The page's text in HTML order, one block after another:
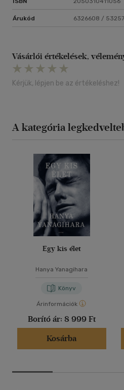
Árukód 6326608 /
Vásárlói értékelések,
Kérjük, lépjen be az értékeléshez!
A kategória
Egy kis élet
Hanya Yanagihara
Könyv
Árinformációk
Borító ár: 8 999 Ft
Kosárba